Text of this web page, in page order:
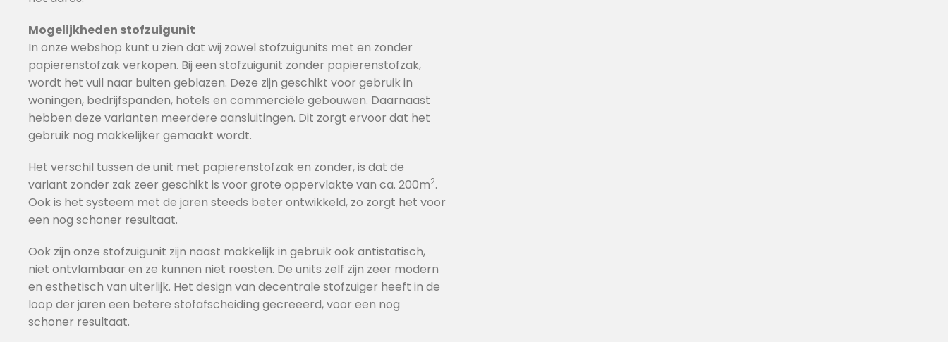
Mogelijkheden stofzuigunit
In onze webshop kunt u zien dat wij zowel stofzuigunits met en zonder
papierenstofzak verkopen. Bij een stofzuigunit zonder papierenstofzak,
wordt het vuil naar buiten geblazen. Deze zijn geschikt voor gebruik in
woningen, bedrijfspanden, hotels en commerciële gebouwen. Daarnaast
hebben deze varianten meerdere aansluitingen. Dit zorgt ervoor dat het
gebruik nog makkelijker gemaakt wordt.
Het verschil tussen de unit met papierenstofzak en zonder, is dat de
variant zonder zak zeer geschikt is voor grote oppervlakte van ca. 200m2.
Ook is het systeem met de jaren steeds beter ontwikkeld, zo zorgt het voor
een nog schoner resultaat.
Ook zijn onze stofzuigunit zijn naast makkelijk in gebruik ook antistatisch,
niet ontvlambaar en ze kunnen niet roesten. De units zelf zijn zeer modern
en esthetisch van uiterlijk. Het design van decentrale stofzuiger heeft in de
loop der jaren een betere stofafscheiding gecreëerd, voor een nog
schoner resultaat.